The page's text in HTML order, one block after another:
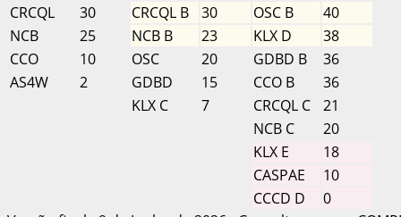
CRCQL
30 CRCQL B 30 OSC B
40
NCB
25 NCB B 23 KLX D
38
CCO
10 OSC 20 GDBD B
36
AS4W
2 GDBD 15 CCO B
36
KLX C
7 CRCQL C
21
NCB C
20
KLX E
18
CASPAE
10
CCCD D
0